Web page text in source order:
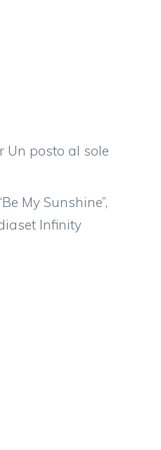
Un posto al sole
My Sunshine”,
Infinity